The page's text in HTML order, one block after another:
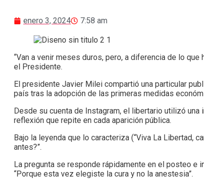
enero 3, 2024 7:58 am
“Van a venir meses duros, pero, a diferencia de lo
el Presidente.
El presidente Javier Milei compartió una particular
país tras la adopción de las primeras medidas
Desde su cuenta de Instagram, el libertario utilizó una
reflexión que repite en cada aparición pública.
Bajo la leyenda que lo caracteriza (“Viva La Libertad,
antes?”.
La pregunta se responde rápidamente en el posteo e
“Porque esta vez elegiste la cura y no la anestesia”.